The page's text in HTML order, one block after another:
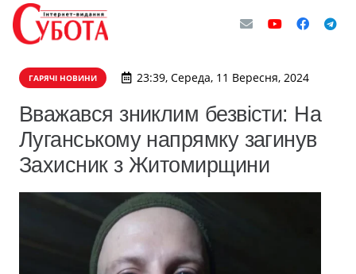
ГАРЯЧІ НОВИНИ 23:39, Середа, 11 Вересня, 2024
Вважався зниклим безвісти: На
Луганському напрямку загинув
Захисник з Житомирщини